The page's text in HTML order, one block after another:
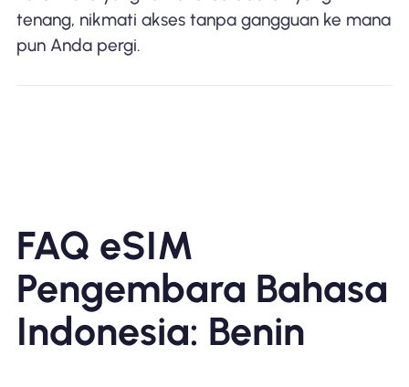
tenang, nikmati akses tanpa gangguan ke mana
pun Anda pergi.
FAQ eSIM
Pengembara Bahasa
Indonesia: Benin